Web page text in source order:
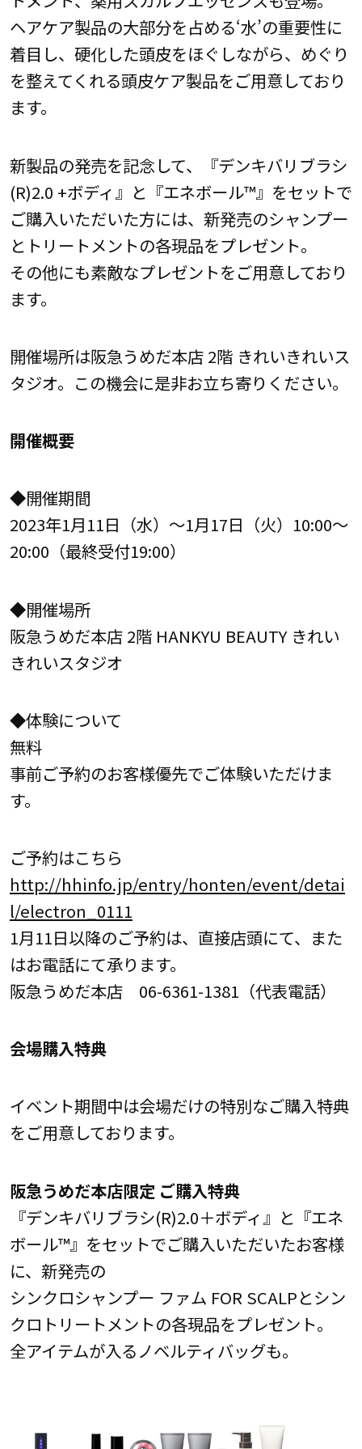
ヘアケア製品の大部分を占める‘水’の重要性に
着目し、硬化した頭皮をほぐしながら、めぐり
を整えてくれる頭皮ケア製品をご用意しており
ます。
新製品の発売を記念して、『デンキバリブラシ
(R)2.0 +ボディ』と『エネボール™』をセットで
ご購入いただいた方には、新発売のシャンプー
とトリートメントの各現品をプレゼント。
その他にも素敵なプレゼントをご用意しており
ます。
開催場所は阪急うめだ本店 2階 きれいきれいス
タジオ。この機会に是非お立ち寄りください。
開催概要
◆開催期間
2023年1月11日（水）～1月17日（火）10:00～
20:00（最終受付19:00）
◆開催場所
阪急うめだ本店 2階 HANKYU BEAUTY きれい
きれいスタジオ
◆体験について
無料
事前ご予約のお客様優先でご体験いただけま
す。
ご予約はこちら
http://hhinfo.jp/entry/honten/event/detai
l/electron_0111
1月11日以降のご予約は、直接店頭にて、また
はお電話にて承ります。
阪急うめだ本店 06-6361-1381（代表電話）
会場購入特典
イベント期間中は会場だけの特別なご購入特典
をご用意しております。
阪急うめだ本店限定 ご購入特典
『デンキバリブラシ(R)2.0＋ボディ』と『エネ
ボール™』をセットでご購入いただいたお客様
に、新発売の
シンクロシャンプー ファム FOR SCALPとシン
クロトリートメントの各現品をプレゼント。
全アイテムが入るノベルティバッグも。